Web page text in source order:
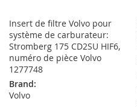
Insert de filtre Volvo pour
système de carburateur:
Stromberg 175 CD2SU HIF6,
numéro de pièce Volvo
1277748
Brand:
Volvo